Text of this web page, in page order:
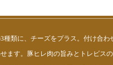
種類に、チーズをプラス。付け合わ
ます。豚ヒレ肉の旨みとトレビスの